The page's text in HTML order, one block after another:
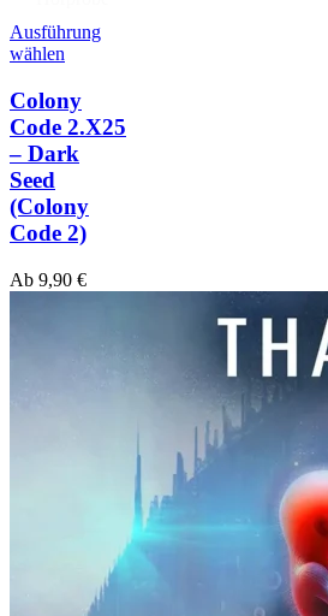
Ausführung
wählen
Colony
Code 2.X25
– Dark
Seed
(Colony
Code 2)
Ab 9,90 €